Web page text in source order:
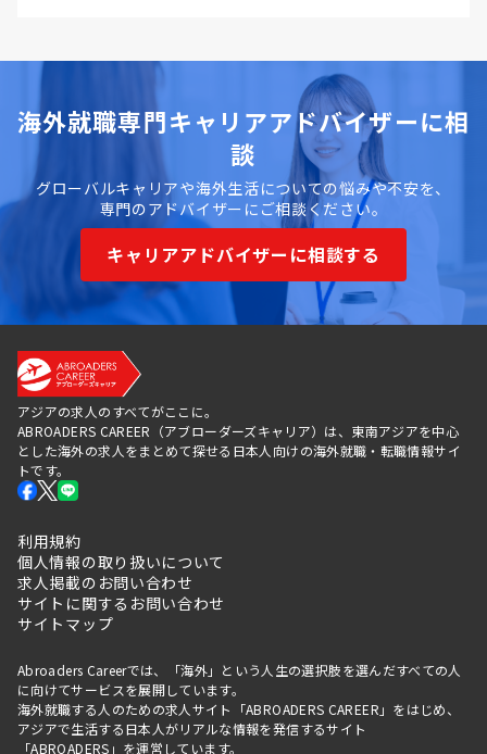
海外就職専門キャリアアドバイザーに相
談
グローバルキャリアや海外生活についての悩みや不安を、
専門のアドバイザーにご相談ください。
キャリアアドバイザーに相談する
アジアの求人のすべてがここに。
ABROADERS CAREER（アブローダーズキャリア）は、東南アジアを中心
とした海外の求人をまとめて探せる日本人向けの海外就職・転職情報サイ
トです。
利用規約
個人情報の取り扱いについて
求人掲載のお問い合わせ
サイトに関するお問い合わせ
サイトマップ
Abroaders Careerでは、「海外」という人生の選択肢を選んだすべての人
に向けてサービスを展開しています。
海外就職する人のための求人サイト「ABROADERS CAREER」をはじめ、
アジアで生活する日本人がリアルな情報を発信するサイト
「ABROADERS 」を運営しています。